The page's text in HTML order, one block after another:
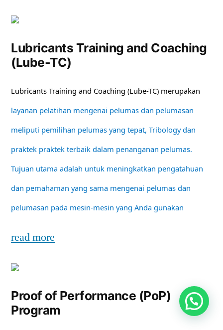
Lubricants Training and Coaching
(Lube-TC)
Lubricants Training and Coaching (Lube-TC) merupakan
layanan pelatihan mengenai pelumas dan pelumasan
meliputi pemilihan pelumas yang tepat, Tribology dan
praktek praktek terbaik dalam penanganan pelumas.
Tujuan utama adalah untuk meningkatkan pengatahuan
dan pemahaman yang sama mengenai pelumas dan
pelumasan pada mesin-mesin yang Anda gunakan
read more
Proof of Performance (PoP)
Program